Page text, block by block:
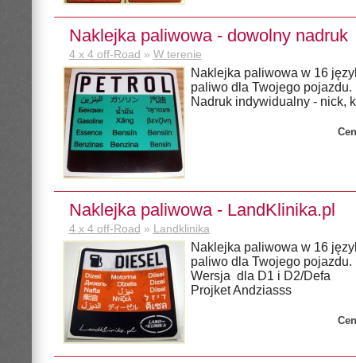
Naklejka paliwowa - dowolny nadruk
4 x 4 off-Road » W terenie
Naklejka paliwowa w 16
paliwo dla Twojego pojazdu.
Nadruk indywidualny - nick,
Naklejka paliwowa - LandKlinika.pl
4 x 4 off-Road » Landklinika
Naklejka paliwowa w 16
paliwo dla Twojego pojazdu.
Wersja dla D1 i D2/Defa
Projket Andziasss